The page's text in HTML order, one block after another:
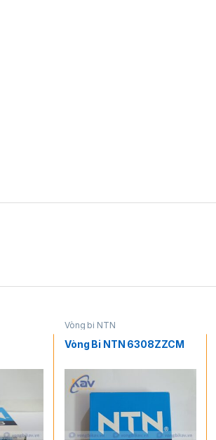
Vòng bi NTN
Vòng Bi NTN 6308ZZCM